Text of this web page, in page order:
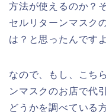
方法が使えるのか？
セルリターンマスク
は？と思ったんです
なので、もし、こち
ンマスクのお店で代
どうかを調べている